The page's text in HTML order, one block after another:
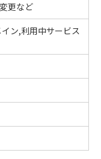
更など
ン,利用中サービス